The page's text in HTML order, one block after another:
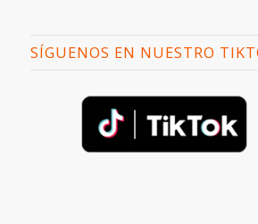
SÍGUENOS EN NUESTRO